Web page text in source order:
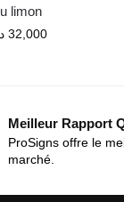
limon
32,000
Meilleur Rapport
ProSigns offre le
marché.